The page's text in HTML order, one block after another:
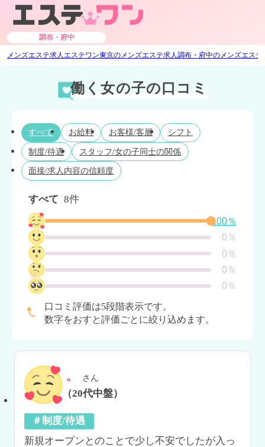
調布・府中
メンズエステ求人エステワン東京のメンズエステ求人調布・府中のメンズエステ
働く女の子の口コミ
すべて お給料 お客様/客層 シフト
制度/待遇 スタッフ/女の子同士の関係
面接/求人内容の信頼度
すべて 8件
100％
0％
0％
0％
0％
口コミ評価は5段階表示です。
数字をおすと評価ごとに絞り込めます。
。 さん
（20代中盤）
＃制度/待遇
新規オープンとのことで少し不安でしたが入っ